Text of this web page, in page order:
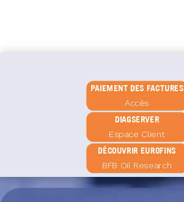
PAIEMENT DES FACTURES
Accès
DIAGSERVER
Espace Client
DÉCOUVRIR EUROFINS
BFB Oil Research